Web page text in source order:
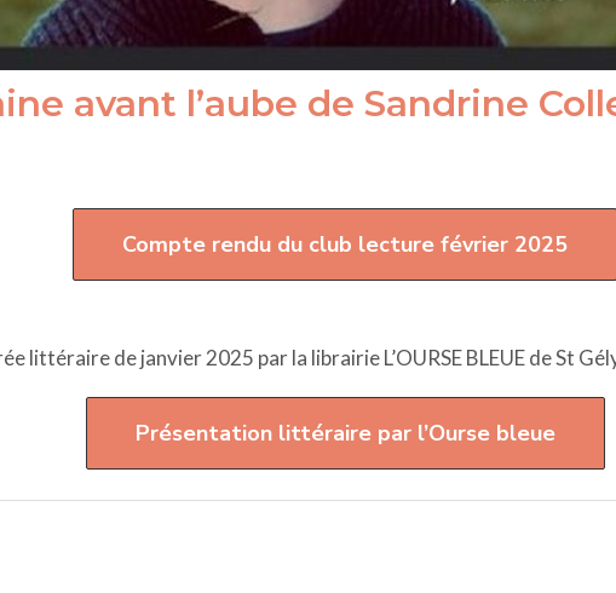
avant l’aube de Sandrine
Compte rendu du club lecture février 2025
littéraire de janvier 2025 par la librairie L’OURSE BLEUE de St
Présentation littéraire par l’Ourse bleue